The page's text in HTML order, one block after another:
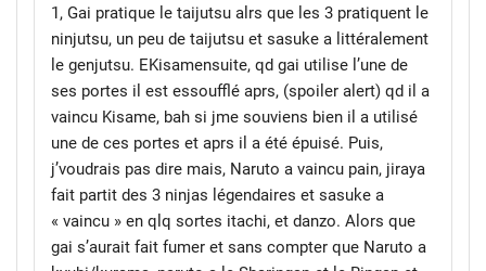
1, Gai pratique le taijutsu alrs que les 3 pratiquent le
ninjutsu, un peu de taijutsu et sasuke a littéralement
le genjutsu. EKisamensuite, qd gai utilise l’une de
ses portes il est essoufflé aprs, (spoiler alert) qd il a
vaincu Kisame, bah si jme souviens bien il a utilisé
une de ces portes et aprs il a été épuisé. Puis,
j’voudrais pas dire mais, Naruto a vaincu pain, jiraya
fait partit des 3 ninjas légendaires et sasuke a
« vaincu » en qlq sortes itachi, et danzo. Alors que
gai s’aurait fait fumer et sans compter que Naruto a